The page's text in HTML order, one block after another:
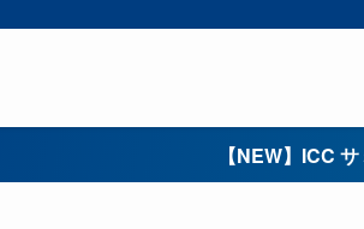
【NEW】ICC